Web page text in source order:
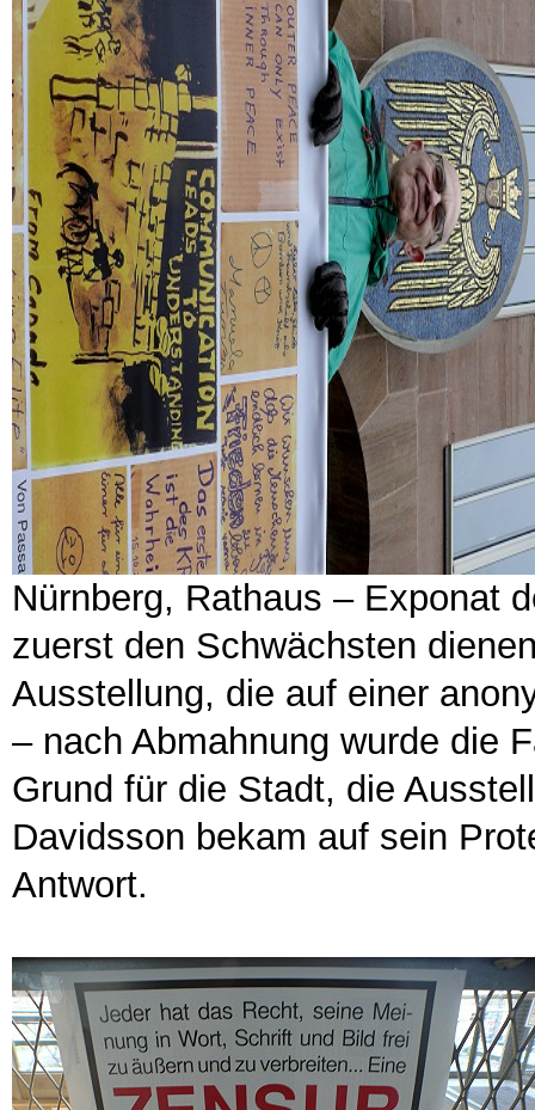
Nürnberg, Rathaus – Exponat
zuerst den Schwächsten
Ausstellung, die auf einer
– nach Abmahnung wurde die
Grund für die Stadt, die
Davidsson bekam auf sein
Antwort.